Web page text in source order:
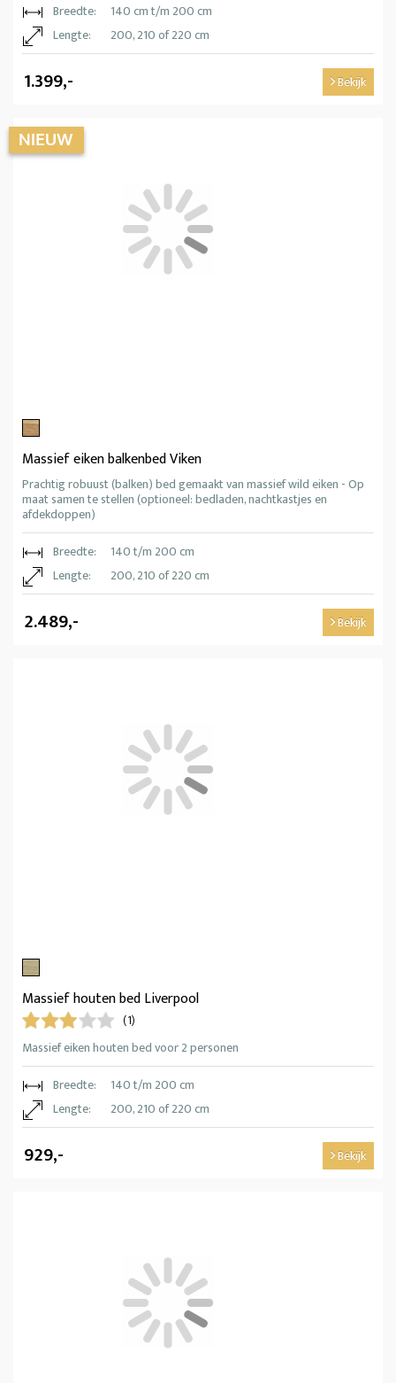
Breedte:
140 cm t/m 200 cm
Lengte:
200, 210 of 220 cm
1.399,- Bekijk
Massief eiken balkenbed Viken
Prachtig robuust (balken) bed gemaakt van massief wild eiken - Op
maat samen te stellen (optioneel: bedladen, nachtkastjes en
afdekdoppen)
Breedte:
140 t/m 200 cm
Lengte:
200, 210 of 220 cm
2.489,- Bekijk
Massief houten bed Liverpool
(1)
Massief eiken houten bed voor 2 personen
Breedte:
140 t/m 200 cm
Lengte:
200, 210 of 220 cm
929,- Bekijk